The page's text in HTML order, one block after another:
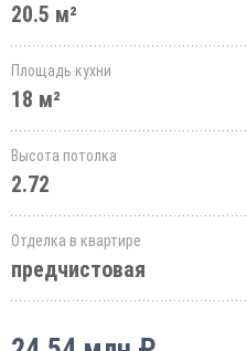
20.5 м²
Площадь кухни
18 м²
Высота потолка
2.72
Отделка в квартире
предчистовая